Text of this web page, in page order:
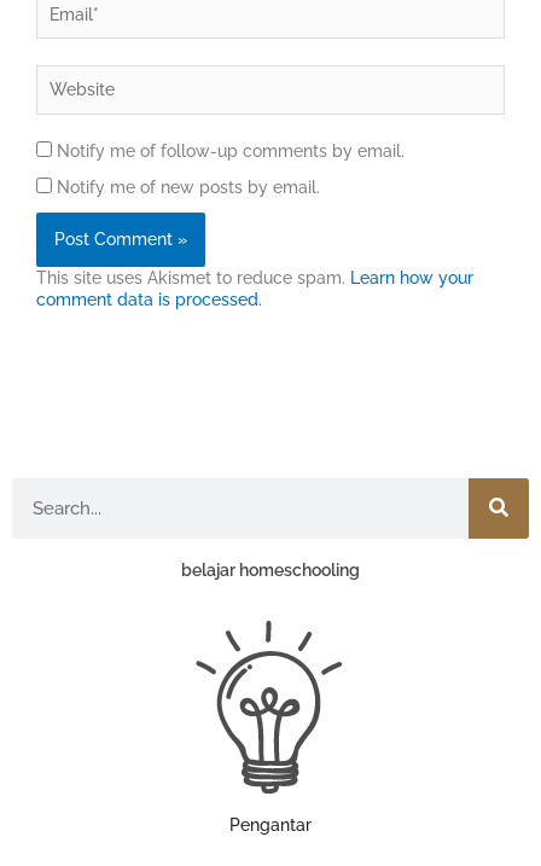
Notify me of follow-up comments by email.
Notify me of new posts by email.
This site uses Akismet to reduce spam. Learn how your
comment data is processed.
belajar homeschooling
Pengantar